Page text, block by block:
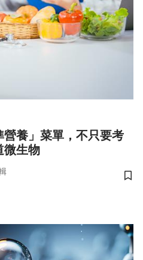
養」菜單，不只要考
微生物
儲